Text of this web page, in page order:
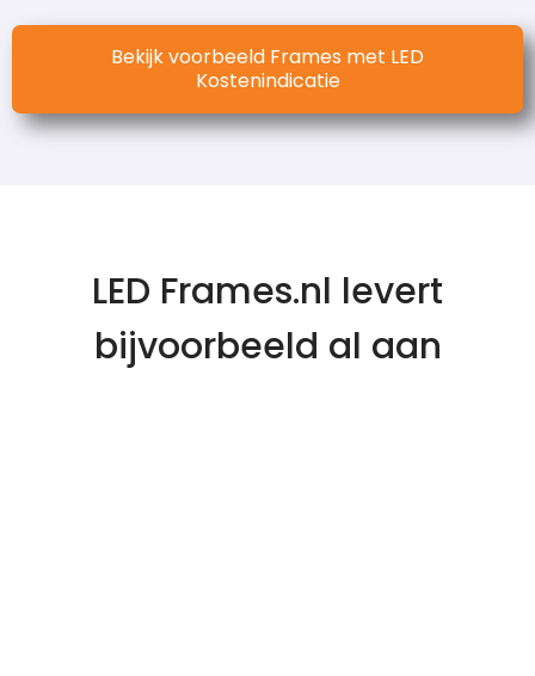
Bekijk voorbeeld Frames met LED
Kostenindicatie
LED Frames.nl levert
bijvoorbeeld al aan